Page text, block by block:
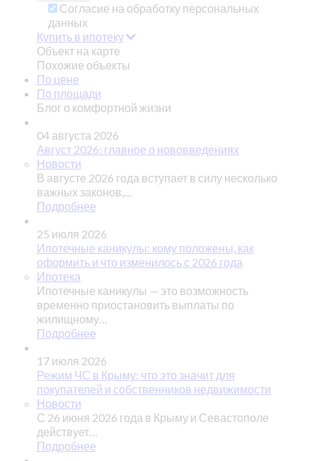
Согласие на обработку персональных
данных
Купить в ипотеку
Объект на карте
Похожие объекты
По цене
По площади
Блог о комфортной жизни
04 августа 2026
Август 2026: главное о нововведениях
Новости
В августе 2026 года вступает в силу несколько
важных законов,…
Подробнее
25 июля 2026
Ипотечные каникулы: кому положены, как
оформить и что изменилось с 2026 года
Ипотека
Ипотечные каникулы — это возможность
временно приостановить выплаты по
жилищному…
Подробнее
17 июля 2026
Режим ЧС в Крыму: что это значит для
покупателей и собственников недвижимости
Новости
С 26 июня 2026 года в Крыму и Севастополе
действует…
Подробнее